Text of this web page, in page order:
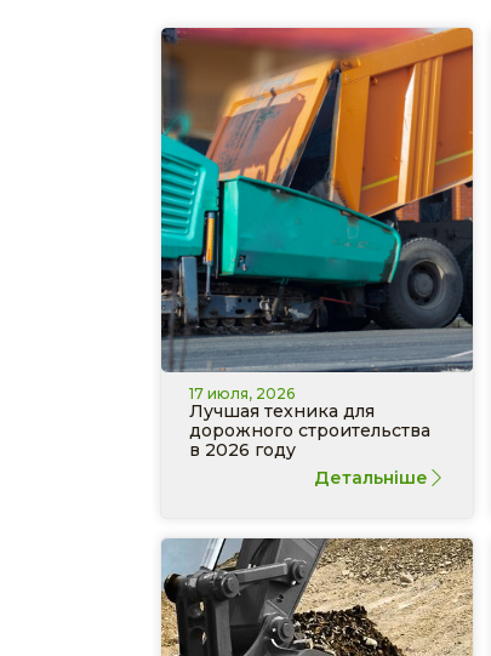
17 июля, 2026
Лучшая техника для
дорожного строительства
в 2026 году
Детальніше